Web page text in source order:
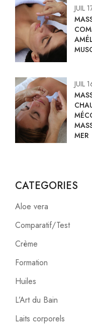
JUIL
JUIL
MER
CATEGORIES
Aloe vera
Comparatif/Test
Crème
Formation
Huiles
L’Art du Bain
Laits corporels